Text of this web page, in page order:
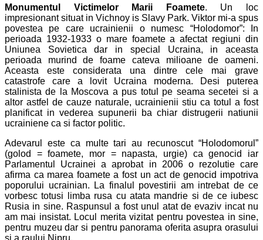
Monumentul Victimelor Marii Foamete. Un loc
impresionant situat in Vichnoy is Slavy Park. Viktor mi-a spus
povestea pe care ucrainienii o numesc “Holodomor”: In
perioada 1932-1933 o mare foamete a afectat regiuni din
Uniunea Sovietica dar in special Ucraina, in aceasta
perioada murind de foame cateva milioane de oameni.
Aceasta este considerata una dintre cele mai grave
catastrofe care a lovit Ucraina moderna. Desi puterea
stalinista de la Moscova a pus totul pe seama secetei si a
altor astfel de cauze naturale, ucrainienii stiu ca totul a fost
planificat in vederea supunerii ba chiar distrugerii natiunii
ucrainiene ca si factor politic.
Adevarul este ca multe tari au recunoscut “Holodomorul”
(golod = foamete, mor = napasta, urgie) ca genocid iar
Parlamentul Ucrainei a aprobat in 2006 o rezolutie care
afirma ca marea foamete a fost un act de genocid impotriva
poporului ucrainian. La finalul povestirii am intrebat de ce
vorbesc totusi limba rusa cu atata mandrie si de ce iubesc
Rusia in sine. Raspunsul a fost unul atat de evaziv incat nu
am mai insistat. Locul merita vizitat pentru povestea in sine,
pentru muzeu dar si pentru panorama oferita asupra orasului
si a raului Nipru.